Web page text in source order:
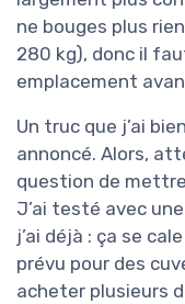
ne bouges plus
280 kg), donc il
emplacement
Un truc que j’ai
annoncé. Alors,
question de
J’ai testé avec
j’ai déjà : ça se
prévu pour des
acheter plusieurs